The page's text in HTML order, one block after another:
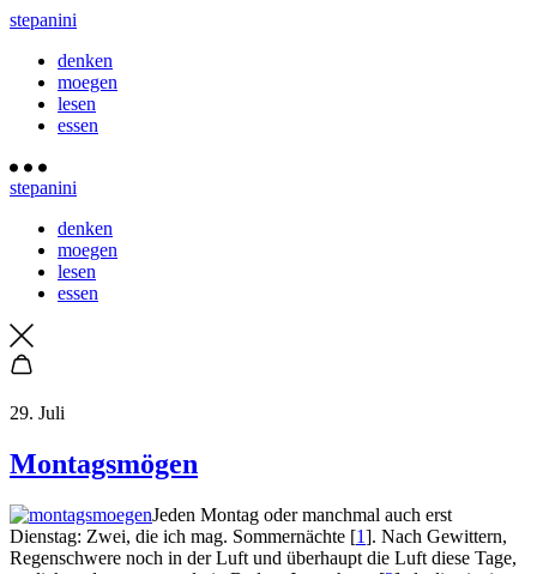
stepanini
denken
moegen
lesen
essen
stepanini
denken
moegen
lesen
essen
29. Juli
Montagsmögen
Jeden Montag oder manchmal auch erst
Dienstag: Zwei, die ich mag. Sommernächte [1]. Nach Gewittern,
Regenschwere noch in der Luft und überhaupt die Luft diese Tage,